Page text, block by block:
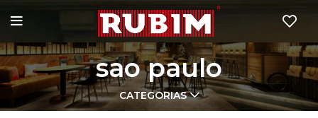
sao paulo
CATEGORIAS